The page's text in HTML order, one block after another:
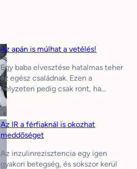
Az apán is múlhat a vetélés!
Egy baba elvesztése hatalmas teher
az egész családnak. Ezen a
helyzeten pedig csak ront, ha…
Az IR a férfiaknál is okozhat
meddőséget
Az inzulinrezisztencia egy igen
gyakori betegség, és sokszor kerül